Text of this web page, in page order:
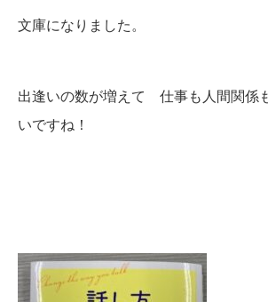
文庫になりました。
出逢いの数が増えて 仕事も人間関係
いですね！